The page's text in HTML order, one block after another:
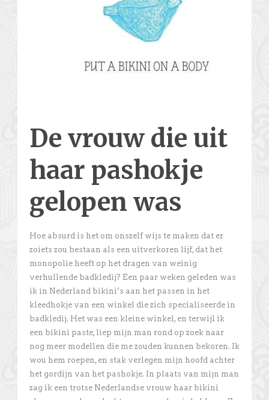
De vrouw die uit
haar pashokje
gelopen was
Hoe absurd is het om onszelf wijs te maken dat er
zoiets zou bestaan als een uitverkoren lijf, dat het
monopolie heeft op het dragen van weinig
verhullende badkledij? Een paar weken geleden was
ik in Nederland bikini’s aan het passen in het
kleedhokje van een winkel die zich specialiseerde in
badkledij. Het was een kleine winkel, en terwijl ik
een bikini paste, liep mijn man rond op zoek naar
nog meer modellen die me zouden kunnen bekoren. Ik
wou hem roepen, en stak verlegen mijn hoofd achter
het gordijn van het pashokje. In plaats van mijn man
zag ik een trotse Nederlandse vrouw haar bikini